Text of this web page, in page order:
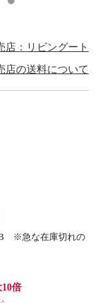
店：リビングート
店の送料について
B ※急な在庫切れの
倍